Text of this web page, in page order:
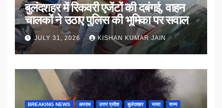
बुलंदशहर में रिकवरी एजेंटों की दबंगई, वाहन
चालकों ने उठाए पुलिस की भूमिका पर सवाल
JULY 31, 2026 KISHAN KUMAR JAIN
BREAKING NEWS अपराध उत्तर प्रदेश बुलंदशहर भारत राज्य